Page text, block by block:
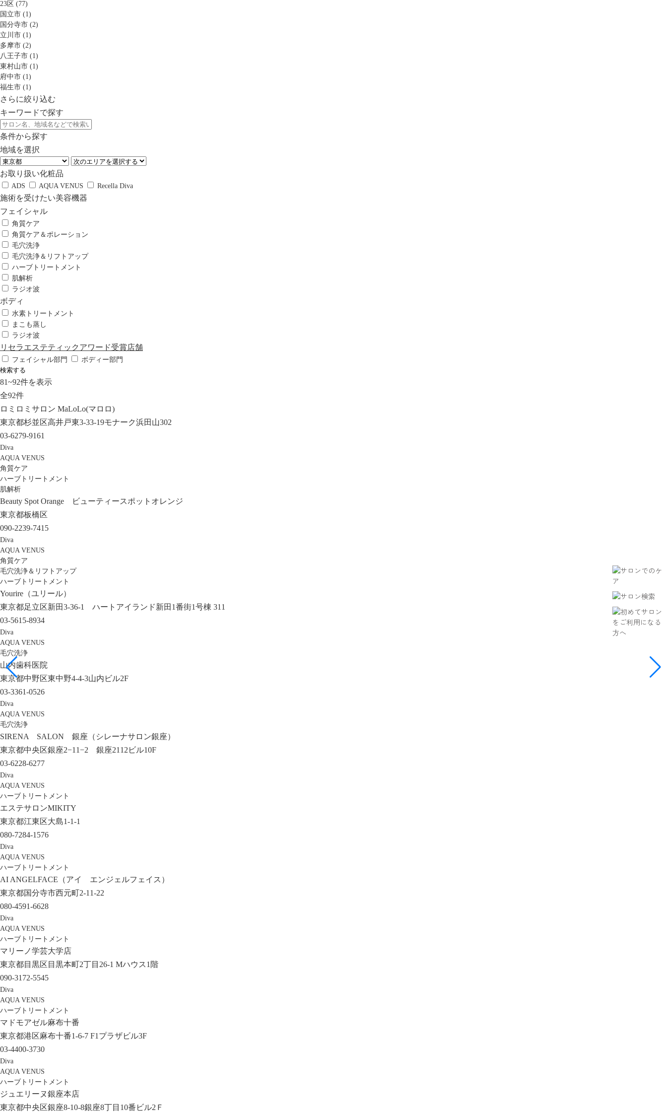
23区 (77)
国立市 (1)
国分寺市 (2)
立川市 (1)
多摩市 (2)
八王子市 (1)
東村山市 (1)
府中市 (1)
福生市 (1)
さらに絞り込む
キーワードで探す
条件から探す
地域を選択
お取り扱い化粧品
ADS AQUA VENUS Recella Diva
施術を受けたい美容機器
フェイシャル
角質ケア
角質ケア＆ポレーション
毛穴洗浄
毛穴洗浄＆リフトアップ
ハーブトリートメント
肌解析
ラジオ波
ボディ
水素トリートメント
まこも蒸し
ラジオ波
リセラエステティックアワード受賞店舗
フェイシャル部門
ボディー部門
検索する
81~92件を表示
全92件
ロミロミサロン MaLoLo(マロロ)
東京都杉並区高井戸東3-33-19モナーク浜田山302
03-6279-9161
Diva
AQUA VENUS
角質ケア
ハーブトリートメント
肌解析
Beauty Spot Orange ビューティースポットオレンジ
東京都板橋区
090-2239-7415
Diva
AQUA VENUS
角質ケア
毛穴洗浄＆リフトアップ
ハーブトリートメント
Yourire（ユリール）
東京都足立区新田3-36-1 ハートアイランド新田1番街1号棟 311
03-5615-8934
Diva
AQUA VENUS
毛穴洗浄
山内歯科医院
東京都中野区東中野4-4-3山内ビル2F
03-3361-0526
Diva
AQUA VENUS
毛穴洗浄
SIRENA SALON 銀座（シレーナサロン銀座）
東京都中央区銀座2−11−2 銀座2112ビル10F
03-6228-6277
Diva
AQUA VENUS
ハーブトリートメント
エステサロンMIKITY
東京都江東区大島1-1-1
080-7284-1576
Diva
AQUA VENUS
ハーブトリートメント
AI ANGELFACE（アイ エンジェルフェイス）
東京都国分寺市西元町2-11-22
080-4591-6628
Diva
AQUA VENUS
ハーブトリートメント
マリーノ学芸大学店
東京都目黒区目黒本町2丁目26-1 Mハウス1階
090-3172-5545
Diva
AQUA VENUS
ハーブトリートメント
マドモアゼル麻布十番
東京都港区麻布十番1-6-7 F1プラザビル3F
03-4400-3730
Diva
AQUA VENUS
ハーブトリートメント
ジュエリーヌ銀座本店
東京都中央区銀座8-10-8銀座8丁目10番ビル2Ｆ